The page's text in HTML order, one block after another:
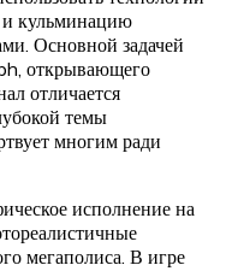
и кульминацию
Основной задачей
открывающего
отличается
темы
многим ради
исполнение на
мегаполиса. В игре